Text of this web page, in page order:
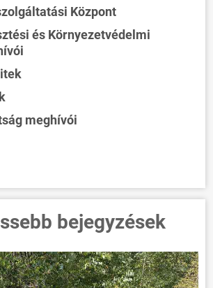
Központ
és Környezetvédelmi
meghívói
bejegyzések